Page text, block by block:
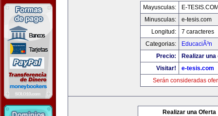
Mayusculas:
E-
Minusculas:
e-tesis.com
Longitud:
7 caracteres
Categorias:
EducaciÃ³n
Precio:
Realizar
Visitar!
e-tesis.com
Serán consideradas
Realizar una Oferta